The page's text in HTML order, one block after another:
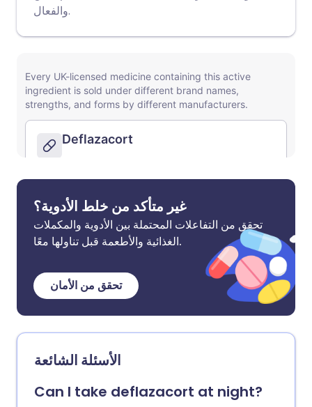
والفعال.
غير متأكد من خلط الأدوية؟
تحقق من التفاعلات المحتملة بين الأدوية والمكملات
الغذائية والأطعمة قبل تناولها معًا.
تحقق من الأمان
الأسئلة الشائعة
Can I take deflazacort at night?